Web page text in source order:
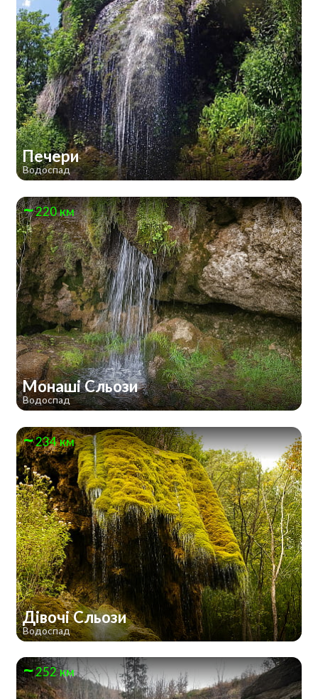
Печери
Водоспад
220 км
Монаші Сльози
Водоспад
234 км
Дівочі Сльози
Водоспад
252 км